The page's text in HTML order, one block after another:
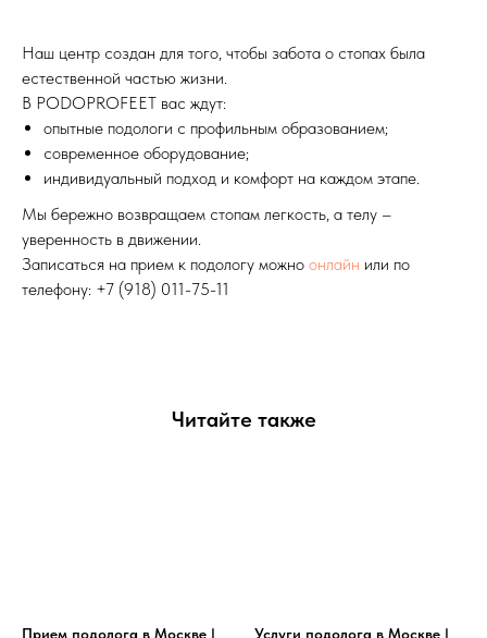
Наш центр создан для того, чтобы забота о стопах была
естественной частью жизни.
В PODOPROFEET вас ждут:
опытные подологи с профильным образованием;
современное оборудование;
индивидуальный подход и комфорт на каждом этапе.
Мы бережно возвращаем стопам легкость, а телу –
уверенность в движении.
Записаться на прием к подологу можно онлайн или по
телефону: +7 (918) 011-75-11
Читайте также
Прием подолога в Москве |
Услуги подолога в Москве |